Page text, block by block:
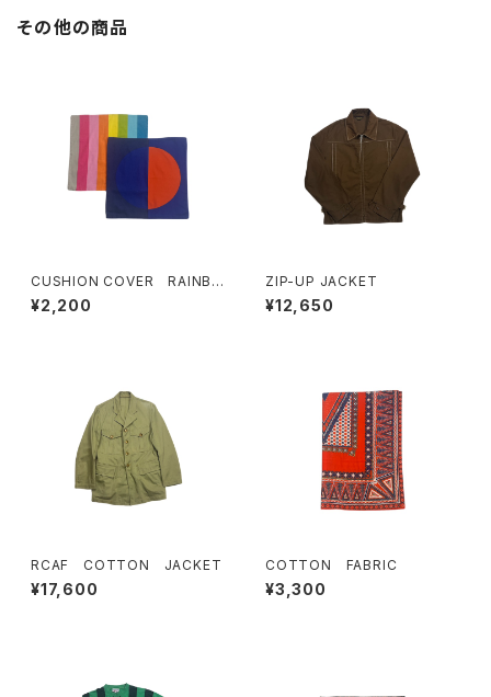
その他の商品
CUSHION COVER RAINBO
W
¥2,200
ZIP-UP JACKET
¥12,650
RCAF COTTON JACKET
¥17,600
COTTON FABRIC
¥3,300